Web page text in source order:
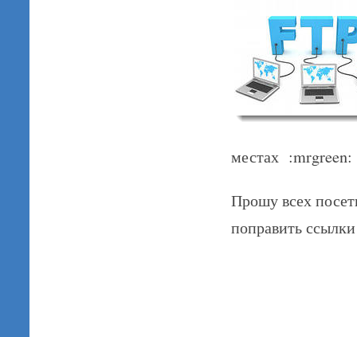
местах :mrgreen:
Прошу всех
поправить